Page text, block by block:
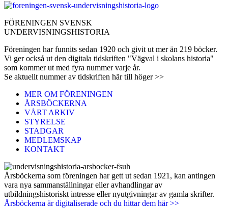
FÖRENINGEN SVENSK
UNDERVISNINGSHISTORIA
Föreningen har funnits sedan 1920 och givit ut mer än 219 böcker.
Vi ger också ut den digitala tidskriften "Vägval i skolans historia"
som kommer ut med fyra nummer varje år.
Se aktuellt nummer av tidskriften här till höger >>
MER OM FÖRENINGEN
ÅRSBÖCKERNA
VÅRT ARKIV
STYRELSE
STADGAR
MEDLEMSKAP
KONTAKT
Årsböckerna som föreningen har gett ut sedan 1921, kan antingen
vara nya sammanställningar eller avhandlingar av
utbildningshistoriskt intresse eller nyutgivningar av gamla skrifter.
Årsböckerna är digitaliserade och du hittar dem här >>